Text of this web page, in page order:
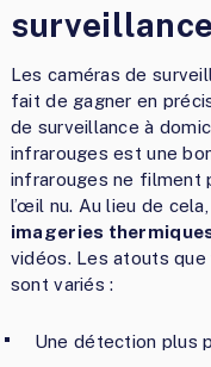
surveillance
Les caméras de
fait de gagner en
de surveillance à
infrarouges est une
infrarouges ne filment
l’œil nu. Au lieu de
imageries
vidéos. Les atouts que
sont variés :
Une détection plus